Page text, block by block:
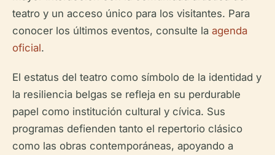
teatro y un acceso único para los visitantes. Para
conocer los últimos eventos, consulte la agenda
oficial.
El estatus del teatro como símbolo de la identidad y
la resiliencia belgas se refleja en su perdurable
papel como institución cultural y cívica. Sus
programas defienden tanto el repertorio clásico
como las obras contemporáneas, apoyando a